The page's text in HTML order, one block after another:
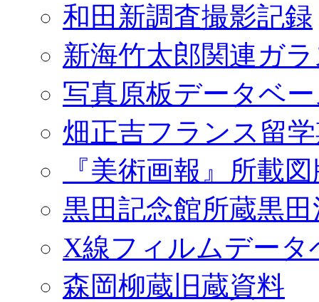
和田新調査撮影記録
新海竹太郎関連ガ
写真原板データベ
畑正吉フランス留
『美術画報』所載
黒田記念館所蔵黒
X線フィルムデータ
森岡柳蔵旧蔵資料